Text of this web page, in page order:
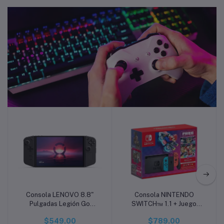
Añadir a la cesta
Consola LENOVO 8.8"
Pulgadas Legión Go
- RAM 16GB - Disco SSD
$549.00
Añadir a la cesta
Consola NINTENDO
SWITCH™ 1.1 + Juego
+ 3 meses de Nintendo
$789.00